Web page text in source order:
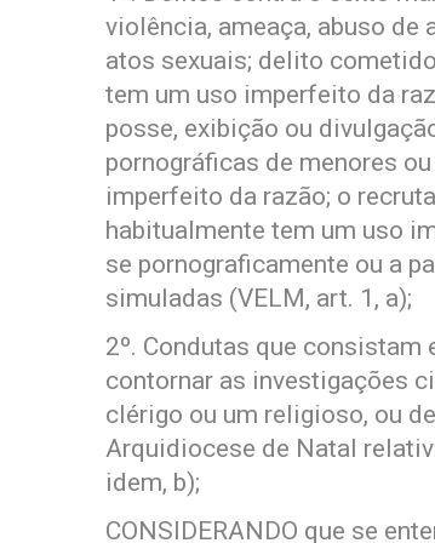
violência, ameaça, abuso
atos sexuais; delito
tem um uso imperfeito da
posse, exibição ou
pornográficas de menores
imperfeito da razão; o
habitualmente tem um uso
se pornograficamente ou a
simuladas (VELM, art. 1, a);
2º. Condutas que
contornar as investigações
clérigo ou um religioso, ou
Arquidiocese de Natal
idem, b);
CONSIDERANDO que se